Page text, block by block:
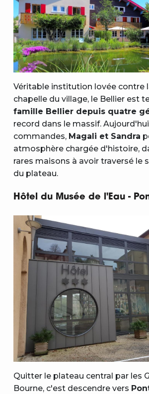
Véritable institution lovée contre
chapelle du village, le Bellier est
famille Bellier depuis quatre
record dans le massif.
commandes, Magali et Sandra
atmosphère chargée d'histoire,
rares maisons à avoir traversé le
du plateau.
Hôtel du Musée de l'Eau -
Quitter le plateau central par les
Bourne, c'est descendre vers